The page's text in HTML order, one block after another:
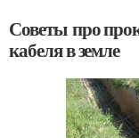
Советы про
кабеля в земле